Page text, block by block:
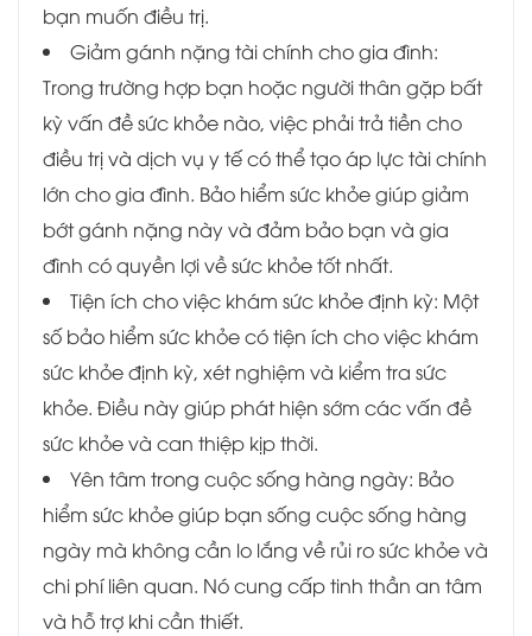
bạn muốn điều trị.
Giảm gánh nặng tài chính cho gia đình:
Trong trường hợp bạn hoặc người thân gặp bất
kỳ vấn đề sức khỏe nào, việc phải trả tiền cho
điều trị và dịch vụ y tế có thể tạo áp lực tài chính
lớn cho gia đình. Bảo hiểm sức khỏe giúp giảm
bớt gánh nặng này và đảm bảo bạn và gia
đình có quyền lợi về sức khỏe tốt nhất.
Tiện ích cho việc khám sức khỏe định kỳ: Một
số bảo hiểm sức khỏe có tiện ích cho việc khám
sức khỏe định kỳ, xét nghiệm và kiểm tra sức
khỏe. Điều này giúp phát hiện sớm các vấn đề
sức khỏe và can thiệp kịp thời.
Yên tâm trong cuộc sống hàng ngày: Bảo
hiểm sức khỏe giúp bạn sống cuộc sống hàng
ngày mà không cần lo lắng về rủi ro sức khỏe và
chi phí liên quan. Nó cung cấp tinh thần an tâm
và hỗ trợ khi cần thiết.